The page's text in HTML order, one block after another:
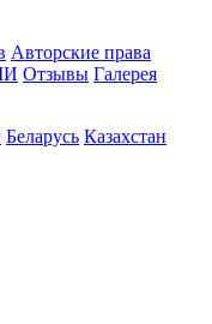
Авторские права
Отзывы Галерея
Беларусь Казахстан